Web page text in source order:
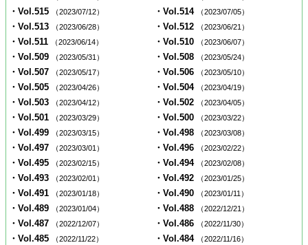
・Vol.515 （2023/07/12） ・Vol.514 （2023/07/05）
・Vol.513 （2023/06/28） ・Vol.512 （2023/06/21）
・Vol.511 （2023/06/14） ・Vol.510 （2023/06/07）
・Vol.509 （2023/05/31） ・Vol.508 （2023/05/24）
・Vol.507 （2023/05/17） ・Vol.506 （2023/05/10）
・Vol.505 （2023/04/26） ・Vol.504 （2023/04/19）
・Vol.503 （2023/04/12） ・Vol.502 （2023/04/05）
・Vol.501 （2023/03/29） ・Vol.500 （2023/03/22）
・Vol.499 （2023/03/15） ・Vol.498 （2023/03/08）
・Vol.497 （2023/03/01） ・Vol.496 （2023/02/22）
・Vol.495 （2023/02/15） ・Vol.494 （2023/02/08）
・Vol.493 （2023/02/01） ・Vol.492 （2023/01/25）
・Vol.491 （2023/01/18） ・Vol.490 （2023/01/11）
・Vol.489 （2023/01/04） ・Vol.488 （2022/12/21）
・Vol.487 （2022/12/07） ・Vol.486 （2022/11/30）
・Vol.485 （2022/11/22） ・Vol.484 （2022/11/16）